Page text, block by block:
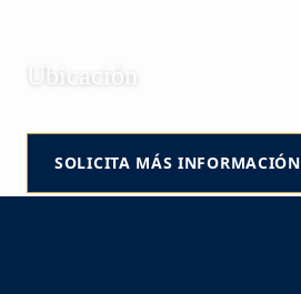
Ubicación
SOLICITA MÁS INFORMACIÓN